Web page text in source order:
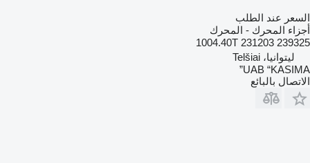
السعر عند الطلب
أجزاء المحرك - المحرك
1004.40T 231203 239325
ليتوانيا، Telšiai
UAB “KASIMA”
الاتصال بالبائع